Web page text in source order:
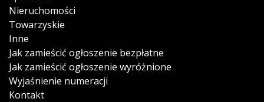
Nieruchomości
Towarzyskie
Inne
Jak zamieścić ogłoszenie bezpłatne
Jak zamieścić ogłoszenie wyróżnione
Wyjaśnienie numeracji
Kontakt